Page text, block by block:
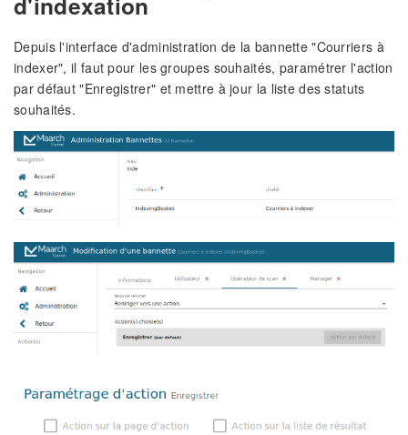
Depuis l'interface d'administration de la bannette "Courriers à
indexer", il faut pour les groupes souhaités, paramétrer l'action
par défaut "Enregistrer" et mettre à jour la liste des statuts
souhaités.